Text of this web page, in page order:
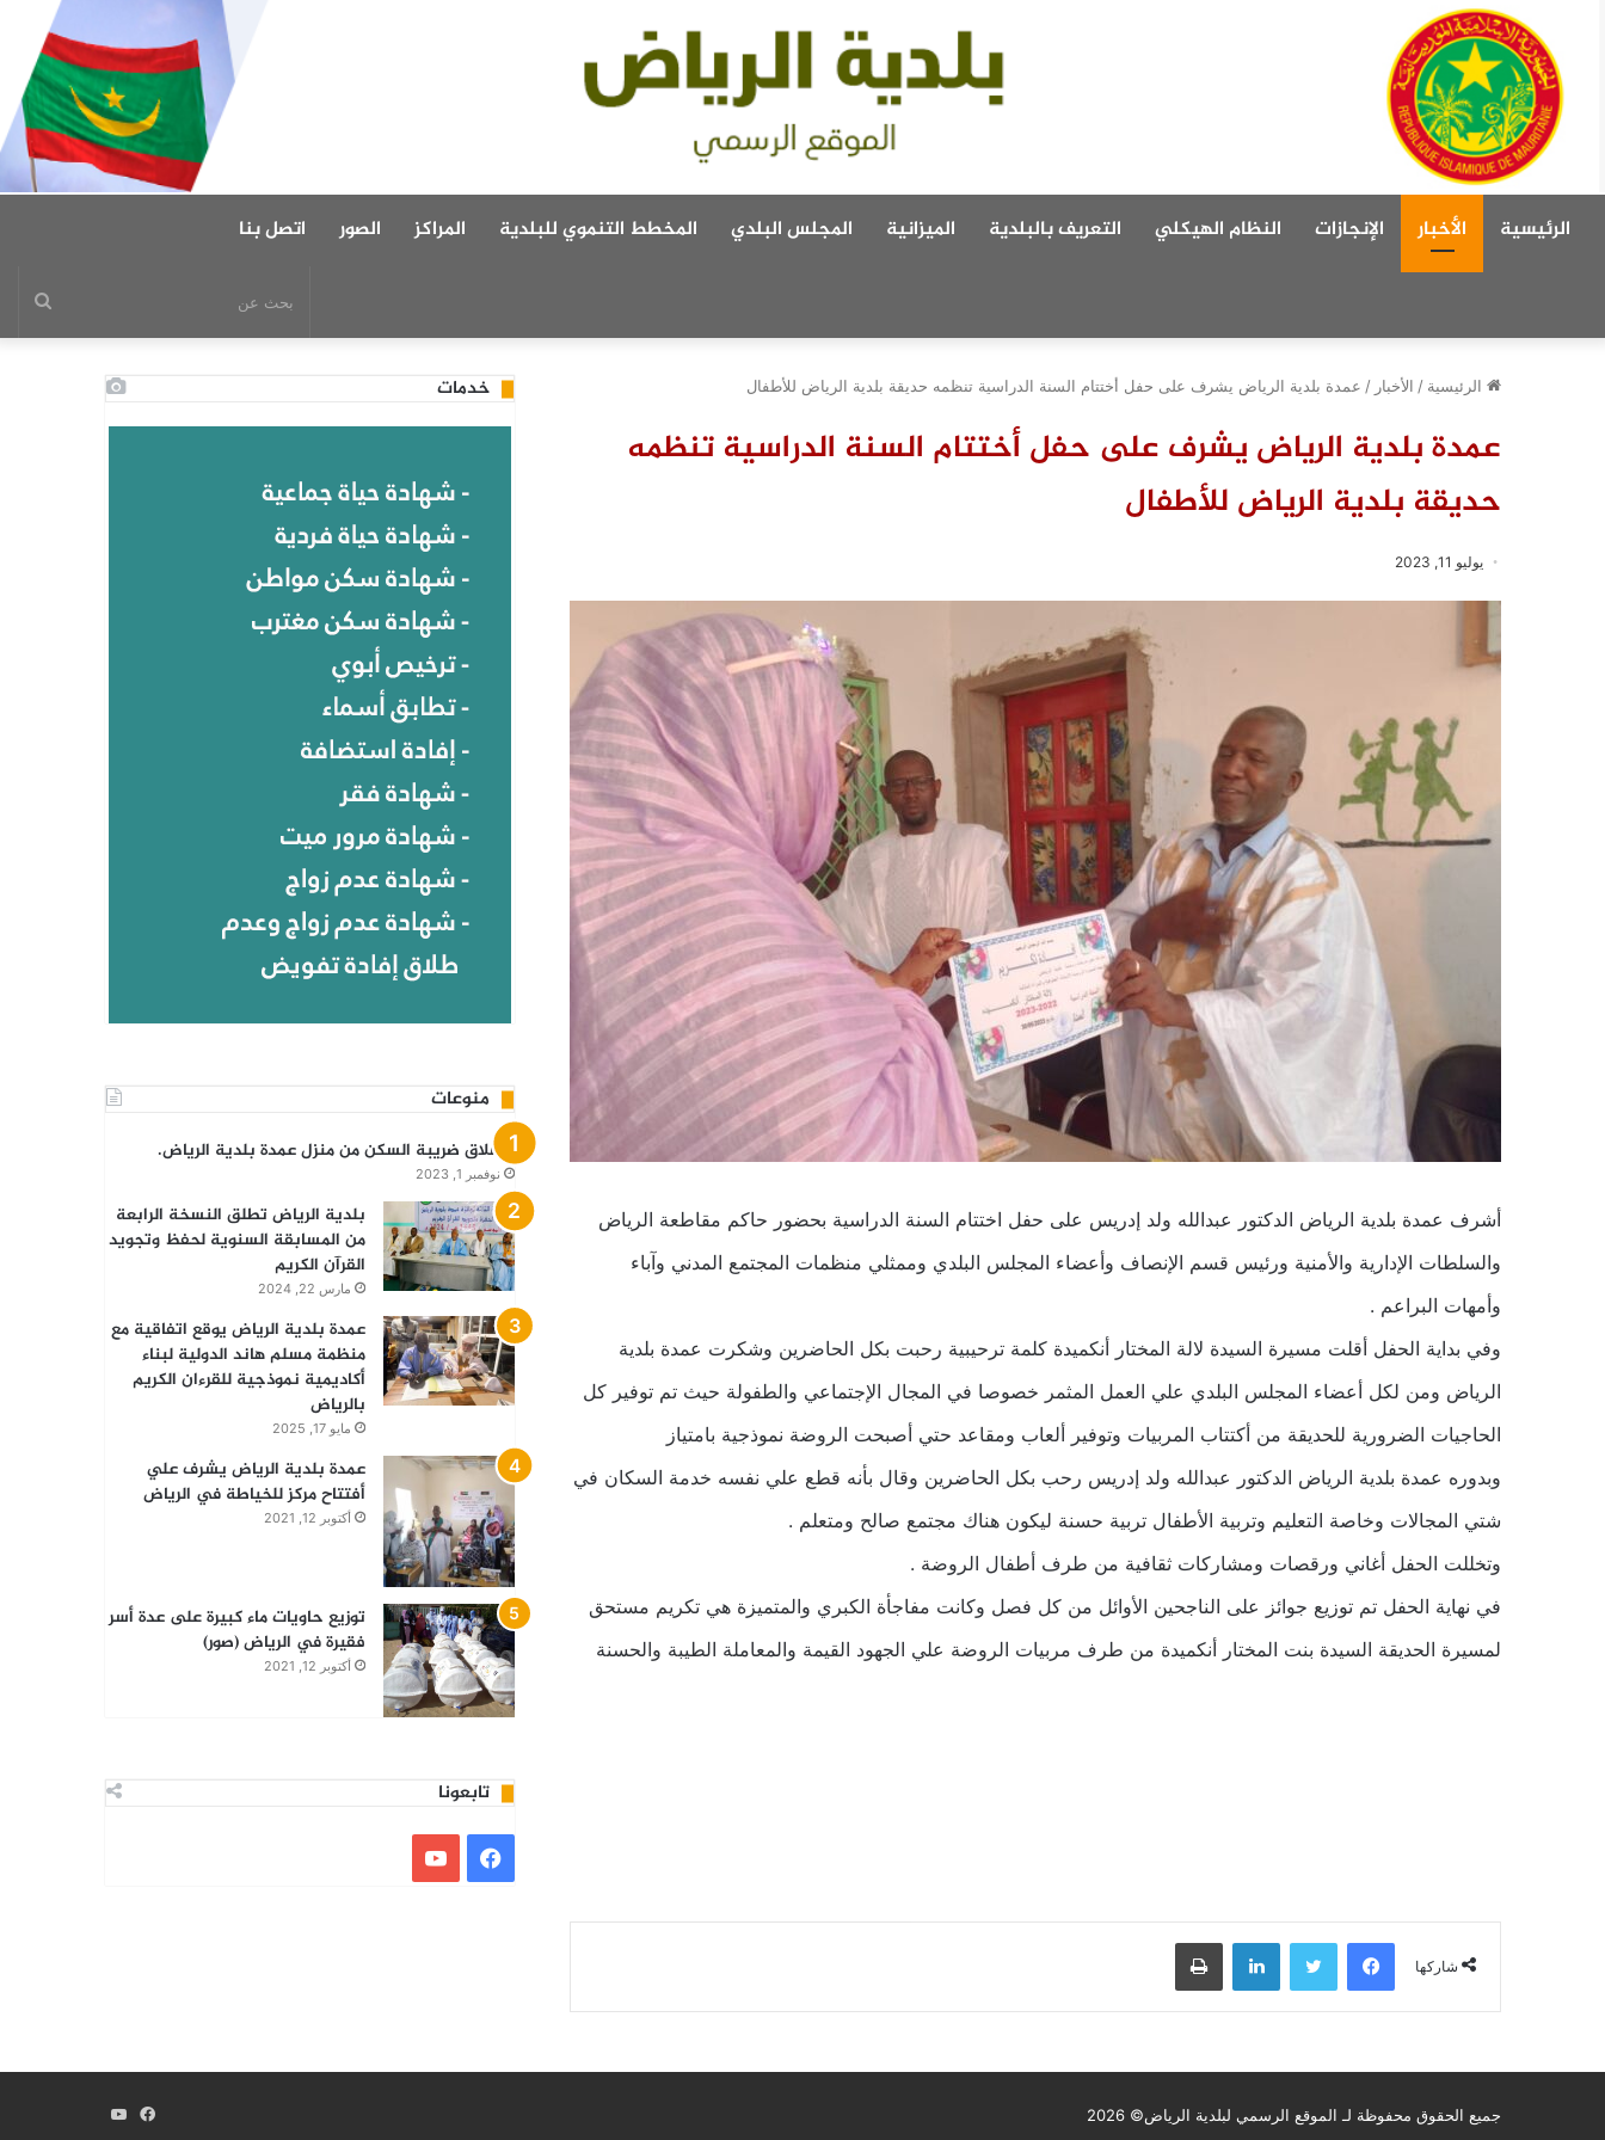
الرئيسية الأخبار الإنجازات النظام الهيكلي التعريف بالبلدية الميزانية المجلس البلدي المخطط التنموي للبلدية المراكز الصور اتصل بنا
بحث
الرئيسية / الأخبار / عمدة بلدية الرياض يشرف على حفل أختتام السنة الدراسية تنظمه حديقة بلدية الرياض للأطفال
عمدة بلدية الرياض يشرف على حفل أختتام السنة الدراسية تنظمه
حديقة بلدية الرياض للأطفال
يوليو 11, 2023
أشرف عمدة بلدية الرياض الدكتور عبدالله ولد إدريس على حفل اختتام السنة الدراسية بحضور حاكم مقاطعة الرياض
والسلطات الإدارية والأمنية ورئيس قسم الإنصاف وأعضاء المجلس البلدي وممثلي منظمات المجتمع المدني وآباء
وأمهات البراعم .
وفي بداية الحفل أقلت مسيرة السيدة لالة المختار أنكميدة كلمة ترحيبية رحبت بكل الحاضرين وشكرت عمدة بلدية
الرياض ومن لكل أعضاء المجلس البلدي علي العمل المثمر خصوصا في المجال الإجتماعي والطفولة حيث تم توفير كل
الحاجيات الضرورية للحديقة من أكتتاب المربيات وتوفير ألعاب ومقاعد حتي أصبحت الروضة نموذجية بامتياز
وبدوره عمدة بلدية الرياض الدكتور عبدالله ولد إدريس رحب بكل الحاضرين وقال بأنه قطع علي نفسه خدمة السكان في
شتي المجالات وخاصة التعليم وتربية الأطفال تربية حسنة ليكون هناك مجتمع صالح ومتعلم .
وتخللت الحفل أغاني ورقصات ومشاركات ثقافية من طرف أطفال الروضة .
في نهاية الحفل تم توزيع جوائز على الناجحين الأوائل من كل فصل وكانت مفاجأة الكبري والمتميزة هي تكريم مستحق
لمسيرة الحديقة السيدة بنت المختار أنكميدة من طرف مربيات الروضة علي الجهود القيمة والمعاملة الطيبة والحسنة
شاركها
فيسبوك تويتر لينكدإن طباعة
خدمات
منوعات
انطلاق ضريبة السكن من منزل عمدة بلدية الرياض.
نوفمبر 1, 2023
بلدية الرياض تطلق النسخة الرابعة
من المسابقة السنوية لحفظ وتجويد
القرآن الكريم
مارس 22, 2024
عمدة بلدية الرياض يوقع اتفاقية مع
منظمة مسلم هاند الدولية لبناء
أكاديمية نموذجية للقرءان الكريم
بالرياض
مايو 17, 2025
عمدة بلدية الرياض يشرف علي
أفتتاح مركز للخياطة في الرياض
أكتوبر 12, 2021
توزيع حاويات ماء كبيرة على عدة أسر
فقيرة في الرياض (صور)
أكتوبر 12, 2021
تابعونا
فيسبوكيوتيوب
جميع الحقوق محفوظة لـ الموقع الرسمي لبلدية الرياض© 2026 فيسبوكيوتيوب